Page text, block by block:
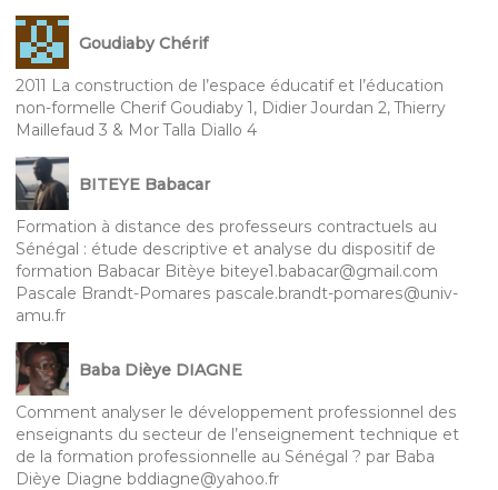
Goudiaby Chérif
2011 La construction de l’espace éducatif et l’éducation
non-formelle Cherif Goudiaby 1, Didier Jourdan 2, Thierry
Maillefaud 3 & Mor Talla Diallo 4
BITEYE Babacar
Formation à distance des professeurs contractuels au
Sénégal : étude descriptive et analyse du dispositif de
formation Babacar Bitèye biteye1.babacar@gmail.com
Pascale Brandt-Pomares pascale.brandt-pomares@univ-
amu.fr
Baba Dièye DIAGNE
Comment analyser le développement professionnel des
enseignants du secteur de l’enseignement technique et
de la formation professionnelle au Sénégal ? par Baba
Dièye Diagne bddiagne@yahoo.fr